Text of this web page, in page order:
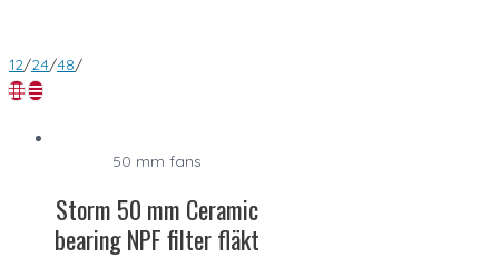
12/24/48/
50 mm fans
Storm 50 mm Ceramic
bearing NPF filter fläkt